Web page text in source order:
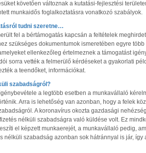
követően változnak a kutatási-fejlesztési
munkaidős foglalkoztatásra vonatkozó szabályok.
tudni szeretne…
fel a bértámogatás kapcsán a feltételek
szükséges dokumentumok ismeretében egyre
ellenkezőleg értelmeznek a támogatást
sorra vették a felmerülő kérdéseket a gyakorlati
a teendőket, információkat.
szabadságról?
a legtöbb esetben a munkavállaló
Arra is lehetőség van azonban, hogy a felek
A koronavírus okozta gazdasági
nélküli szabadságra való küldése volt. Ez
el képzett munkaerejét, a munkavállaló pedig,
nélküli szabadság azonban sok hátránnyal is jár,